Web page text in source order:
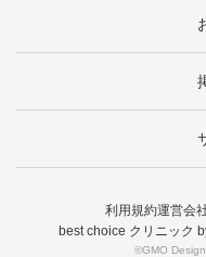
利用規約運営会
best choice クリニック
©GMO